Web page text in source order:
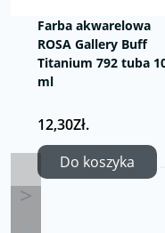
Farba akwarelowa
ROSA Gallery Buff
Titanium 792 tuba
ml
12,30Zł.
Do koszyka